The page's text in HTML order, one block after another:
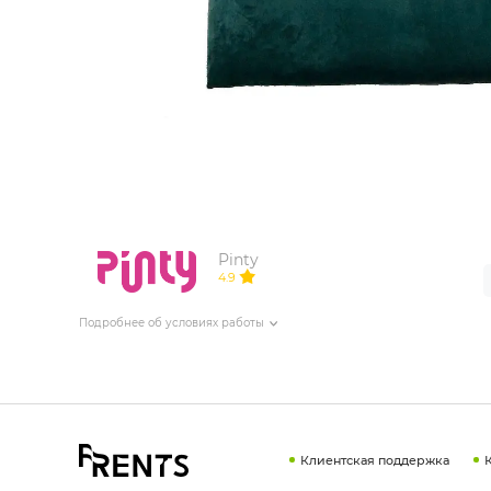
ИЗДЕЛИЯ ДЛЯ КОМФОРТА
ТЕХНИЧЕСКОЕ ОБОРУДОВАНИЕ
Pinty
4.9
Подробнее об условиях работы
Клиентская поддержка